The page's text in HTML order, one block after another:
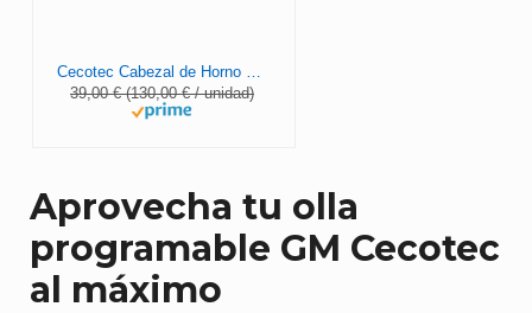
Cecotec Cabezal de Horno Ollas GM. 700 W, Compatible con Ollas GM de 6 litros, Termostato Regulable hasta 250ºC, Sistema ciclo de aire caliente, Temporizador 60 min
39,00 € (130,00 € / unidad)
Aprovecha tu olla
programable GM Cecotec
al máximo